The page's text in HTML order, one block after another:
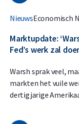
NieuwsEconomisch
Marktupdate:
Fed’s werk zal
Warsh sprak veel,
markten het vuile
dertigjarige